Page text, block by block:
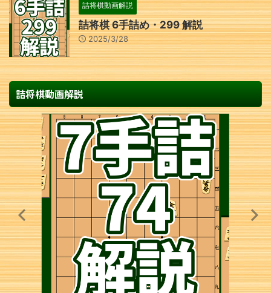
詰将棋動画解説
詰将棋 6手詰め・299 解説
2025/3/28
詰将棋動画解説